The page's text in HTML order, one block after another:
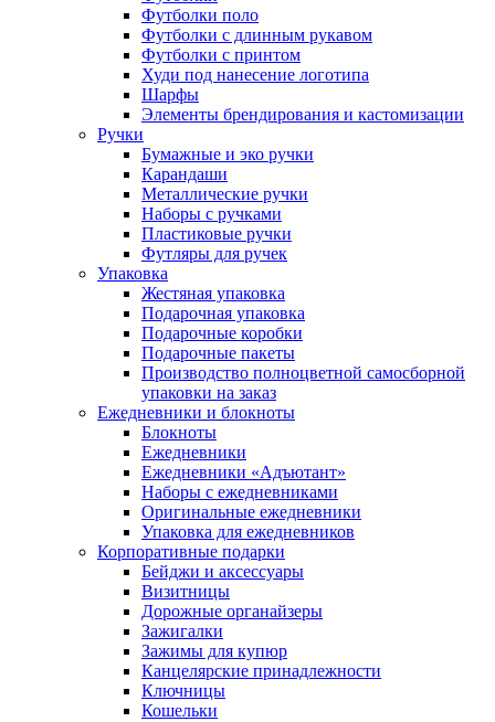
Футболки поло
Футболки с длинным рукавом
Футболки с принтом
Худи под нанесение логотипа
Шарфы
Элементы брендирования и кастомизации
Ручки
Бумажные и эко ручки
Карандаши
Металлические ручки
Наборы с ручками
Пластиковые ручки
Футляры для ручек
Упаковка
Жестяная упаковка
Подарочная упаковка
Подарочные коробки
Подарочные пакеты
Производство полноцветной самосборной
упаковки на заказ
Ежедневники и блокноты
Блокноты
Ежедневники
Ежедневники «Адъютант»
Наборы с ежедневниками
Оригинальные ежедневники
Упаковка для ежедневников
Корпоративные подарки
Бейджи и аксессуары
Визитницы
Дорожные органайзеры
Зажигалки
Зажимы для купюр
Канцелярские принадлежности
Ключницы
Кошельки